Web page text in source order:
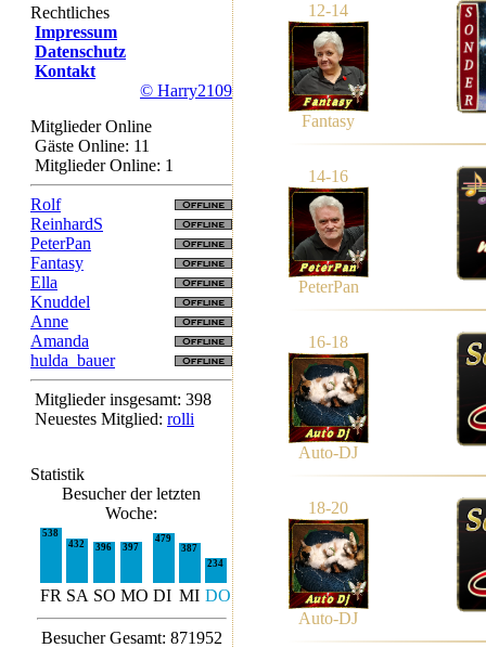
Rechtliches
Impressum
Datenschutz
Kontakt
© Harry2109
Mitglieder Online
Gäste Online: 11
Mitglieder Online: 1
Rolf
ReinhardS
PeterPan
Fantasy
Ella
Knuddel
Anne
Amanda
hulda_bauer
Mitglieder insgesamt: 398
Neuestes Mitglied: rolli
Statistik
Besucher der letzten
Woche:
538
432
396 397
479
387
234
FR SA SO MO DI MI DO
Besucher Gesamt: 871952
12-14
Fantasy
14-16
PeterPan
16-18
Auto-DJ
18-20
Auto-DJ